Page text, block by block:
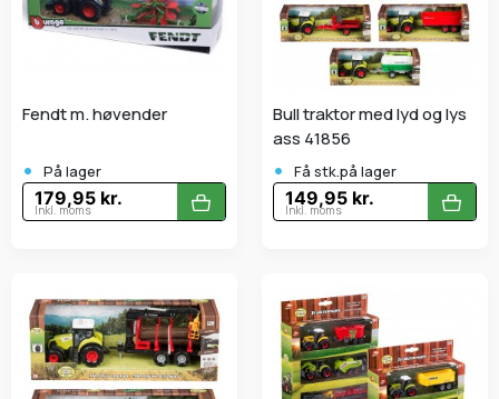
Fendt m. høvender
• På lager
179,95 kr.
Inkl. moms
Bull traktor med lyd og lys
ass 41856
• Få stk.på lager
149,95 kr.
Inkl. moms